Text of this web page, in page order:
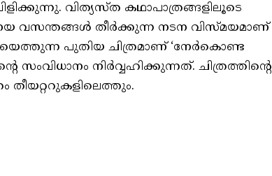
വിത്യസ്ത കഥാപാത്രങ്ങളിലൂടെ
വസന്തങ്ങള്‍ തീര്‍ക്കുന്ന നടന വിസ്മയമാണ്
പുതിയ ചിത്രമാണ് ‘നേര്‍കൊണ്ട
സംവിധാനം നിര്‍വ്വഹിക്കുന്നത്. ചിത്രത്തിന്റെ
തീയറ്ററുകളിലെത്തും.